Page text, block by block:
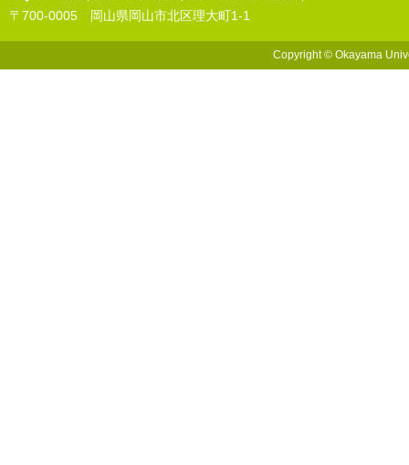
〒700-0005 岡山県岡山市北区理大町1-1
Copyright © Okayama